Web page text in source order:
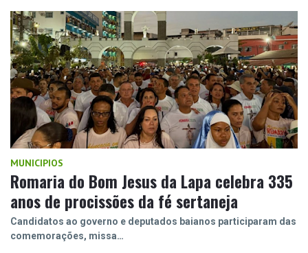
MUNICIPIOS
Romaria do Bom Jesus da Lapa celebra 335
anos de procissões da fé sertaneja
Candidatos ao governo e deputados baianos participaram das
comemorações, missa…